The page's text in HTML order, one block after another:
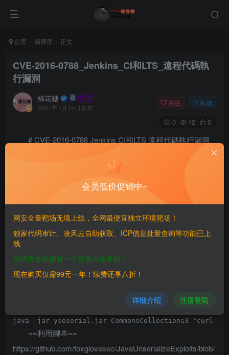
首页 漏洞库 正文
CVE-2016-0788_Jenkins_CI和LTS_遠程代碼執
行漏洞
棉花糖
2021年7月15日发布
关注 私信
0 12 0
# CVE-2016-0788 Jenkins CI和LTS 遠程代碼執行漏洞
CloudBeesJenkinsCI1.650之前版本和LTS1.642.2之前版本的
JRMP監聽程序利用該漏洞執行任意代碼。
無法獲取CLI版本2的端口標頭 X-Jenkins-CLI2-Port
退回到版本1。
==利用腳本==
https://github.com/foxglovesec/JavaUnserializeExploits/blob/
会员低价促销中~
网安全量靶场无境上线，全网最便宜独立环境靶场！
独家代码审计、凌风云自助获取、ICP信息批量查询等功能已上
线
网络安全从拥有一个资源大全开始！
现在购买仅需99元一年！续费还享八折！
详细介绍 注册登陆